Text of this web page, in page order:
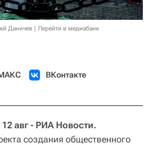
Даничев Перейти в медиабанк
ВКонтакте
авг - РИА Новости.
создания общественного